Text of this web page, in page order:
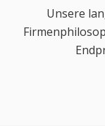
Unsere